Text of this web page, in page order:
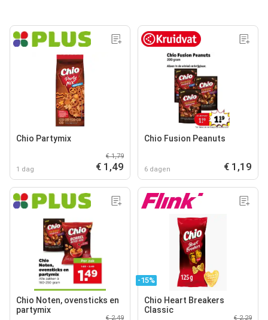
Chio Partymix
1 dag
€ 1,79
€ 1,49
Chio Fusion Peanuts
6 dagen € 1,19
Chio Noten, ovensticks en
partymix
€ 2,49
-15%
Chio Heart Breakers
Classic
€ 2,29